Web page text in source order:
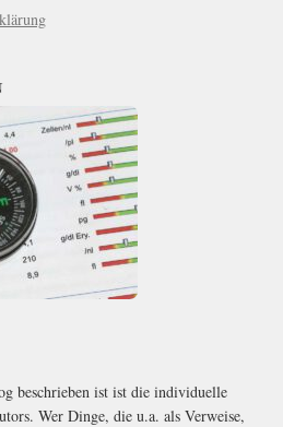
beschrieben ist ist die individuelle
Wer Dinge, die u.a. als Verweise,